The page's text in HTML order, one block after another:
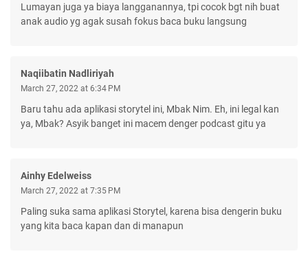
Lumayan juga ya biaya langganannya, tpi cocok bgt nih buat
anak audio yg agak susah fokus baca buku langsung
Naqiibatin Nadliriyah
March 27, 2022 at 6:34 PM
Baru tahu ada aplikasi storytel ini, Mbak Nim. Eh, ini legal kan
ya, Mbak? Asyik banget ini macem denger podcast gitu ya
Ainhy Edelweiss
March 27, 2022 at 7:35 PM
Paling suka sama aplikasi Storytel, karena bisa dengerin buku
yang kita baca kapan dan di manapun